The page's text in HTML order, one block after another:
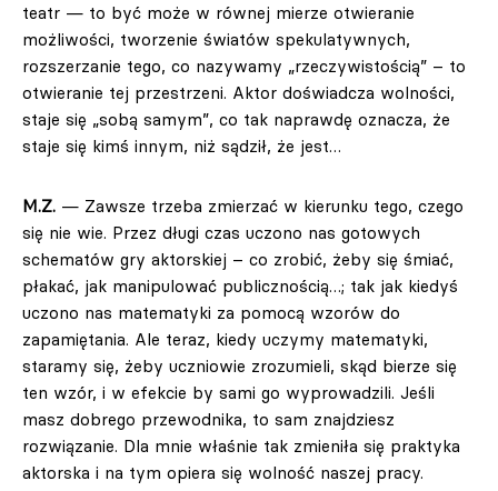
teatr — to być może w równej mierze otwieranie
możliwości, tworzenie światów spekulatywnych,
rozszerzanie tego, co nazywamy „rzeczywistością” – to
otwieranie tej przestrzeni. Aktor doświadcza wolności,
staje się „sobą samym”, co tak naprawdę oznacza, że
staje się kimś innym, niż sądził, że jest…
M.Z. — Zawsze trzeba zmierzać w kierunku tego, czego
się nie wie. Przez długi czas uczono nas gotowych
schematów gry aktorskiej – co zrobić, żeby się śmiać,
płakać, jak manipulować publicznością…; tak jak kiedyś
uczono nas matematyki za pomocą wzorów do
zapamiętania. Ale teraz, kiedy uczymy matematyki,
staramy się, żeby uczniowie zrozumieli, skąd bierze się
ten wzór, i w efekcie by sami go wyprowadzili. Jeśli
masz dobrego przewodnika, to sam znajdziesz
rozwiązanie. Dla mnie właśnie tak zmieniła się praktyka
aktorska i na tym opiera się wolność naszej pracy.